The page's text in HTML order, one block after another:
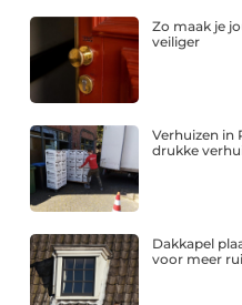
Zo maak je
veiliger
Verhuizen in
drukke
Dakkapel
voor meer